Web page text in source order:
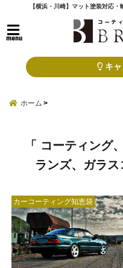
【横浜・川崎】マット塗装対応
menu
キャ
ホーム
「 コーティング
ランズ、ガラ
カーコーティング知恵袋